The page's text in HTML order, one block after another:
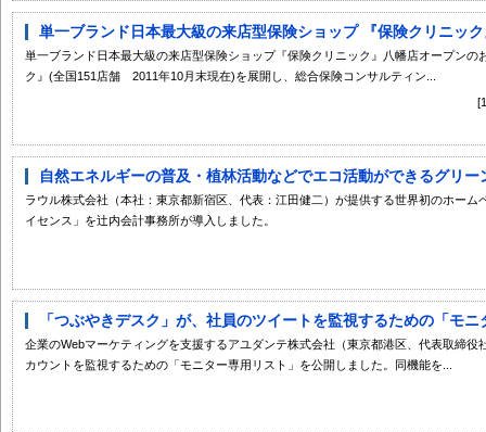
単一ブランド日本最大級の来店型保険ショップ 『保険クリニッ
単一ブランド日本最大級の来店型保険ショップ『保険クリニック』八幡店オープン
ク』(全国151店舗 2011年10月末現在)を展開し、総合保険コンサルティン...
自然エネルギーの普及・植林活動などでエコ活動ができるグリー
ラウル株式会社（本社：東京都新宿区、代表：江田健二）が提供する世界初のホー
イセンス」を辻内会計事務所が導入しました。
「つぶやきデスク」が、社員のツイートを監視するための「モ
企業のWebマーケティングを支援するアユダンテ株式会社（東京都港区、代表取締役
カウントを監視するための「モニター専用リスト」を公開しました。同機能を...